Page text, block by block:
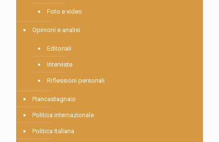
Foto e video
Opinioni e analisi
Editoriali
Interviste
Riflessioni personali
Piancastagnaio
Politica internazionale
Politica Italiana